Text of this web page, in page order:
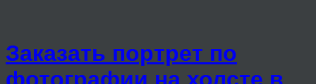
Заказать портрет по